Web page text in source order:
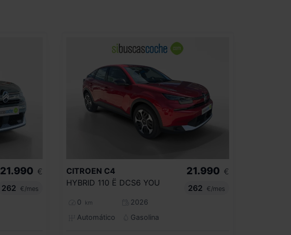
21.990 €
262
€/mes
CITROEN C4
HYBRID 110 Ë DCS6 YOU
0 km
2026
Automático
Gasolina
21.990 €
262
€/mes